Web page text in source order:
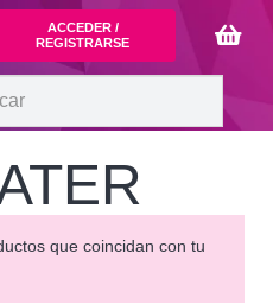
ACCEDER /
REGISTRARSE
que coincidan con tu